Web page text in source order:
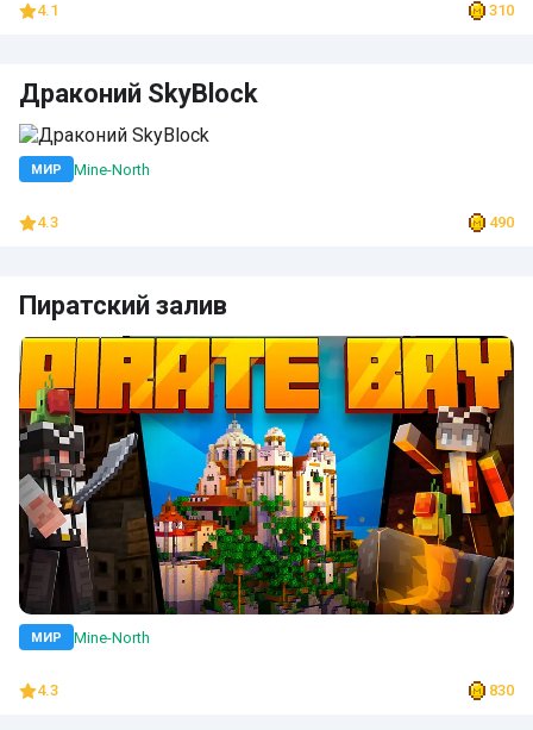
4.1 310
Драконий SkyBlock
МИР Mine-North
4.3 490
Пиратский залив
МИР Mine-North
4.3 830